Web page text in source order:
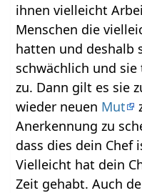
ihnen vielleicht
Menschen die
hatten und deshalb
schwächlich und
zu. Dann gilt es sie
wieder neuen Mut
Anerkennung zu
dass dies dein Chef
Vielleicht hat dein
Zeit gehabt. Auch